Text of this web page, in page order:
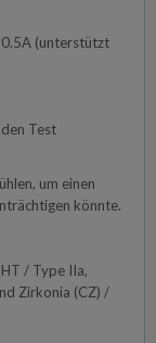
0.5A (unterstützt
Test
um einen
könnte.
/ Type IIa,
Zirkonia (CZ) /